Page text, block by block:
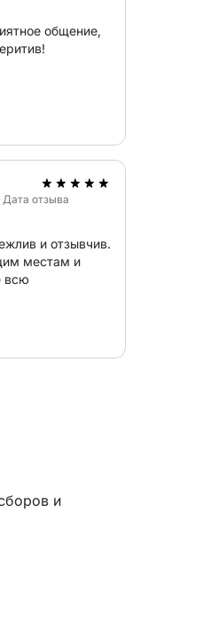
общение,
отзыва
и отзывчив.
местам и
всю
и